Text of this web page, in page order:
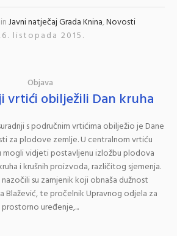
inJavni natječaj Grada Knina,Novosti
listopada 2015.
Objava
vrtići obilježili Dan kruha
s područnim vrtićima obilježio je Dane
za plodove zemlje. U centralnom vrtiću
mogli vidjeti postavljenu izložbu plodova
i krušnih proizvoda, različitog sjemenja.
nazočili su zamjenik koji obnaša dužnost
Blažević, te pročelnik Upravnog odjela za
prostorno uređenje,...